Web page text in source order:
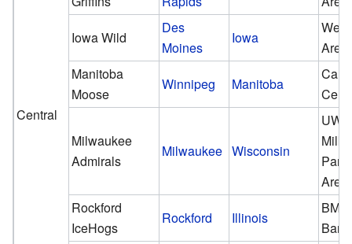
Central
Iowa Wild
Des
Moines
Iowa
Manitoba
Moose
Winnipeg Manitoba
Milwaukee
Admirals
Milwaukee Wisconsin
UW-
Rockford
IceHogs
Rockford Illinois